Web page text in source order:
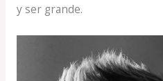
y ser grande.